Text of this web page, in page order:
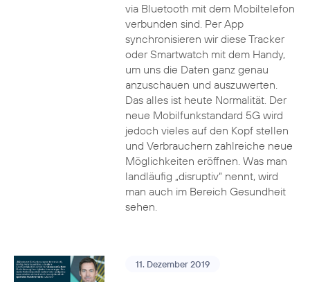
via Bluetooth mit dem Mobiltelefon
verbunden sind. Per App
synchronisieren wir diese Tracker
oder Smartwatch mit dem Handy,
um uns die Daten ganz genau
anzuschauen und auszuwerten.
Das alles ist heute Normalität. Der
neue Mobilfunkstandard 5G wird
jedoch vieles auf den Kopf stellen
und Verbrauchern zahlreiche neue
Möglichkeiten eröffnen. Was man
landläufig „disruptiv“ nennt, wird
man auch im Bereich Gesundheit
sehen.
11. Dezember 2019